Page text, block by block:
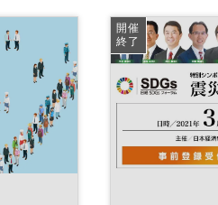
開催
終了